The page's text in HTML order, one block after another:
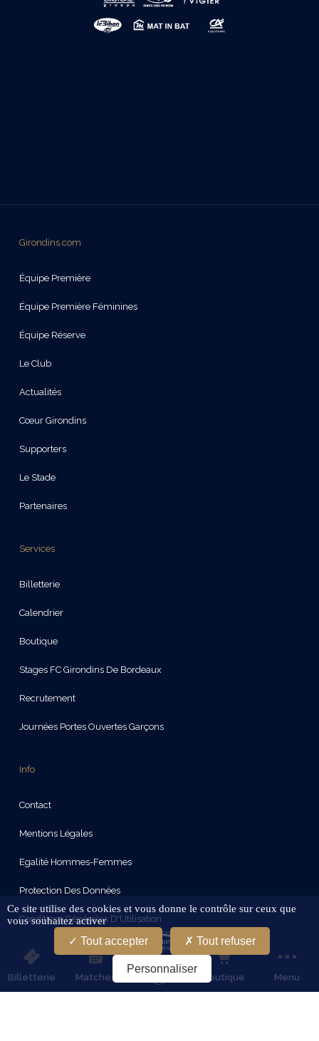
Billetterie Matches Boutique Menu
Girondins.com
Équipe Première
Équipe Première Féminines
Équipe Réserve
Le Club
Actualités
Cœur Girondins
Supporters
Le Stade
Partenaires
Services
Billetterie
Calendrier
Boutique
Stages FC Girondins De Bordeaux
Recrutement
Journées Portes Ouvertes Garçons
Info
Contact
Mentions Légales
Egalité Hommes-Femmes
Protection Des Données
Conditions Générales D'Utilisation
Gestion Des Cookies
Restez connectes
Ce site utilise des cookies et vous donne le contrôle sur ceux que
vous souhaitez activer
Tout accepter Tout refuser
Personnaliser